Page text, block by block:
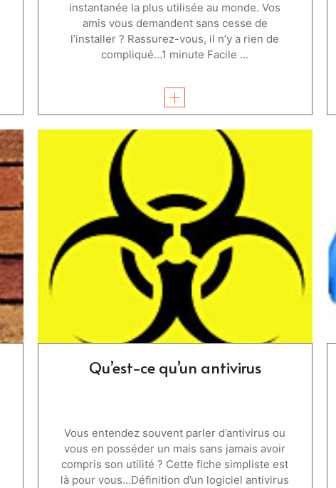
instantanée la plus utilisée au monde. Vos
amis vous demandent sans cesse de
l’installer ? Rassurez-vous, il n’y a rien de
compliqué…1 minute Facile ...
Qu’est-ce qu’un antivirus
Vous entendez souvent parler d’antivirus ou
vous en posséder un mais sans jamais avoir
compris son utilité ? Cette fiche simpliste est
là pour vous…Définition d’un logiciel antivirus